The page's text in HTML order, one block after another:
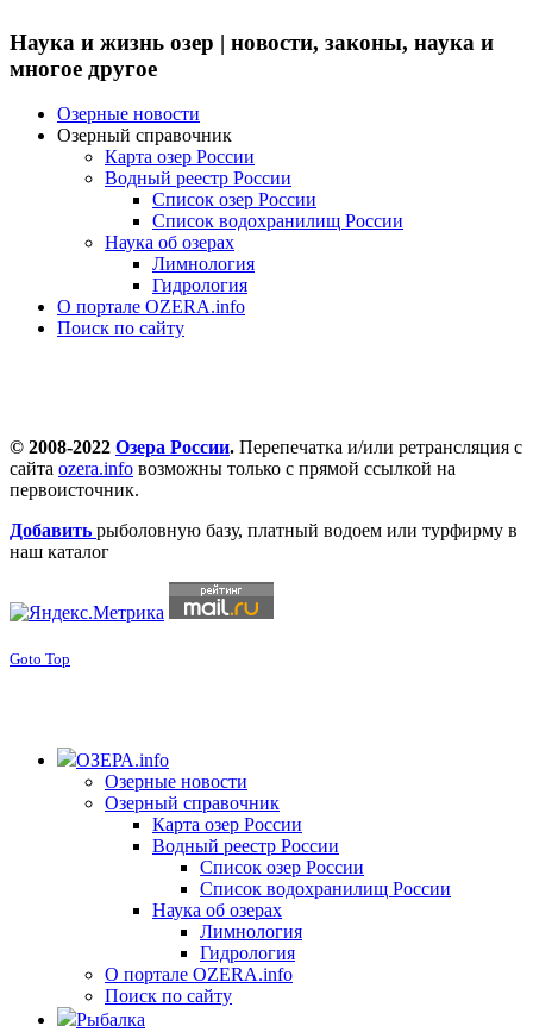
Наука и жизнь озер | новости, законы, наука и
многое другое
Озерные новости
Озерный справочник
Карта озер России
Водный реестр России
Список озер России
Список водохранилищ России
Наука об озерах
Лимнология
Гидрология
О портале OZERA.info
Поиск по сайту
© 2008-2022 Озера России. Перепечатка и/или ретрансляция с
сайта ozera.info возможны только с прямой ссылкой на
первоисточник.
Добавить рыболовную базу, платный водоем или турфирму в
наш каталог
Goto Top
ОЗЕРА.info
Озерные новости
Озерный справочник
Карта озер России
Водный реестр России
Список озер России
Список водохранилищ России
Наука об озерах
Лимнология
Гидрология
О портале OZERA.info
Поиск по сайту
Рыбалка